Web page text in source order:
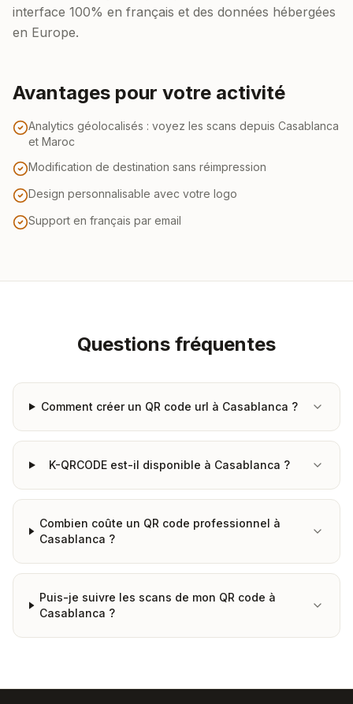
interface 100% en français et des données hébergées
en Europe.
Avantages pour votre activité
Analytics géolocalisés : voyez les scans depuis Casablanca
et Maroc
Modification de destination sans réimpression
Design personnalisable avec votre logo
Support en français par email
Questions fréquentes
Comment créer un QR code url à Casablanca ?
K-QRCODE est-il disponible à Casablanca ?
Combien coûte un QR code professionnel à
Casablanca ?
Puis-je suivre les scans de mon QR code à
Casablanca ?